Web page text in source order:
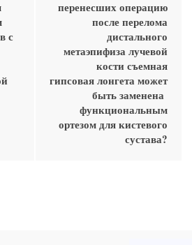
с
перенесших операцию
после перелома
дистального
метаэпифиза лучевой
кости съемная
гипсовая лонгета может
быть заменена
функциональным
ортезом для кистевого
сустава?